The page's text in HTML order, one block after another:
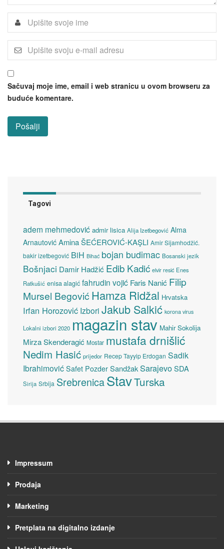
Sačuvaj moje ime, email i web stranicu u ovom browseru za
buduće komentare.
Tagovi
adem mehmedović admir lisica Alija Izetbegović Alma
Arnautović Amina ŠEĆEROVIĆ-KAŞLI Amir Sijamhodžić.
bakir izetbegović BiH Bihać bojan budimac Bosanski jezik
Bošnjaci Damir Hadžić Edib Kadić elvir resić Enes
Ratkušić enisa alagić fahrudin vojić Faris Nanić Filip
Mursel Begović Hamza Ridžal Hrvatska
Irfan Horozović Izbori Jakub Salkić korona virus
Lokalni izbori 2020 magazin stav Mahir Sokolija
Mirza Skenderagić Mostar mustafa drnišlić
Nedim Hasić prijedor Recep Tayyip Erdogan Sadik
Ibrahimović Safet Pozder SandžakSarajevoSDA
Sirija Srbija SrebrenicaStavTurska
Impressum
Prodaja
Marketing
Pretplata na digitalno izdanje